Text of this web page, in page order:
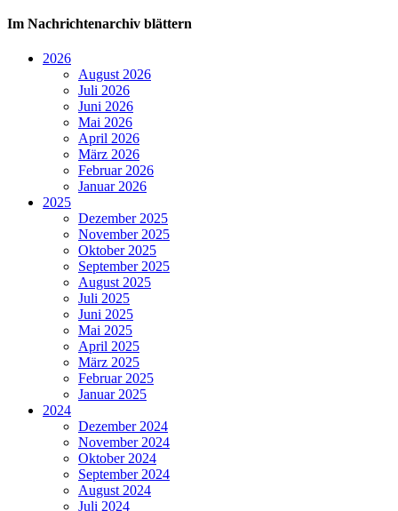
Im Nachrichtenarchiv blättern
2026
August 2026
Juli 2026
Juni 2026
Mai 2026
April 2026
März 2026
Februar 2026
Januar 2026
2025
Dezember 2025
November 2025
Oktober 2025
September 2025
August 2025
Juli 2025
Juni 2025
Mai 2025
April 2025
März 2025
Februar 2025
Januar 2025
2024
Dezember 2024
November 2024
Oktober 2024
September 2024
August 2024
Juli 2024